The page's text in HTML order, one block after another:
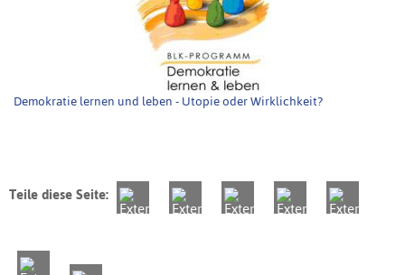
Demokratie lernen und leben - Utopie oder Wirklichkeit?
Teile diese Seite: